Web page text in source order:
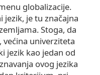
globalizacije.
jezik, je tu značajna
Stoga, da
univerziteta
jezik kao jedan od
ovog jezika